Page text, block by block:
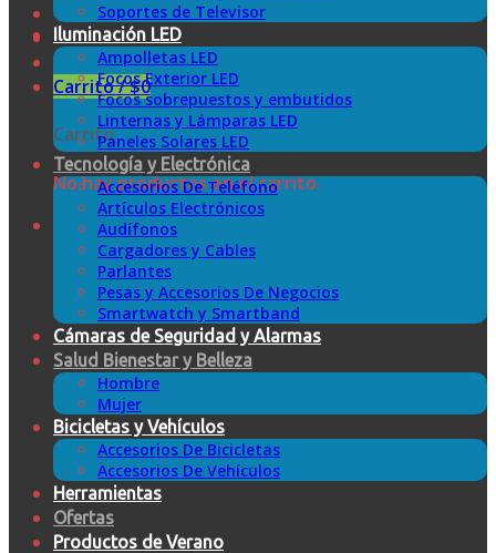
Carrito /$0
Carrito
No hay productos en el carrito.
Soportes de Televisor
Iluminación LED
Ampolletas LED
Focos Exterior LED
Focos sobrepuestos y embutidos
Linternas y Lámparas LED
Paneles Solares LED
Tecnología y Electrónica
Accesorios De Teléfono
Artículos Electrónicos
Audífonos
Cargadores y Cables
Parlantes
Pesas y Accesorios De Negocios
Smartwatch y Smartband
Cámaras de Seguridad y Alarmas
Salud Bienestar y Belleza
Hombre
Mujer
Bicicletas y Vehículos
Accesorios De Bicicletas
Accesorios De Vehículos
Herramientas
Ofertas
Productos de Verano